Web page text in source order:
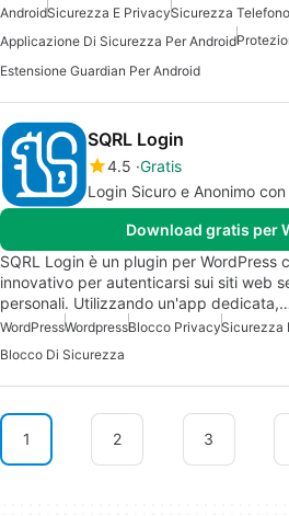
AndroidSicurezza E PrivacySicurezza
Applicazione Di Sicurezza Per Android
Estensione Guardian Per Android
SQRL Login
4.5 Gratis
Login Sicuro e Anonimo con
Download gratis per
SQRL Login è un plugin per WordPress
innovativo per autenticarsi sui siti web
personali. Utilizzando un'app
WordPressWordpressBlocco PrivacySicurezza
Blocco Di Sicurezza
1 2 3